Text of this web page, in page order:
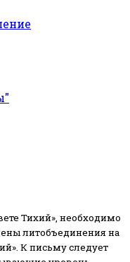
Тихий», необходимо
литобъединения на
К письму следует